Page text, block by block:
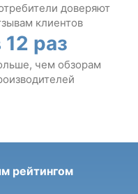
доверяют
клиентов
12 раз
чем обзорам
рейтингом